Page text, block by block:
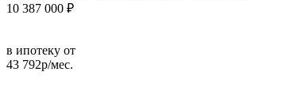
10 387 000 ₽
в ипотеку от
43 792р/мес.